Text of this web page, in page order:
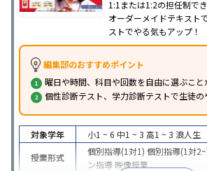
1:1または1:2の担任制で
オーダーメイドテキスト
ストでやる気もアップ！
編集部のおすすめポイント
曜日や時間、科目や回数を自由に選ぶこと
個性診断テスト、学力診断テストで生徒の
対象学年 小1 ~ 6 中1 ~ 3 高1 ~ 3 浪人生
授業形式
個別指導(1対1) 個別指導(1対
ン指導 映像授業